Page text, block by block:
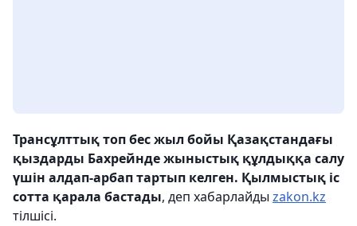
Трансұлттық топбес жыл бойы Қазақстандағы
қыздарды Бахрейнде жыныстық құлдыққа салу
үшін алдап-арбап тартып келген. Қылмыстық іс
сотта қарала бастады, деп хабарлайды zakon.kz
тілшісі.